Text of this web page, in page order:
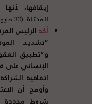
إيقافها،
المحتلة.(30 مايو 2025)
أكد الرئيس
“تشديد
و“تطبيق
الإنساني على
اتفاقية
وأوضح أن
شروط محددة